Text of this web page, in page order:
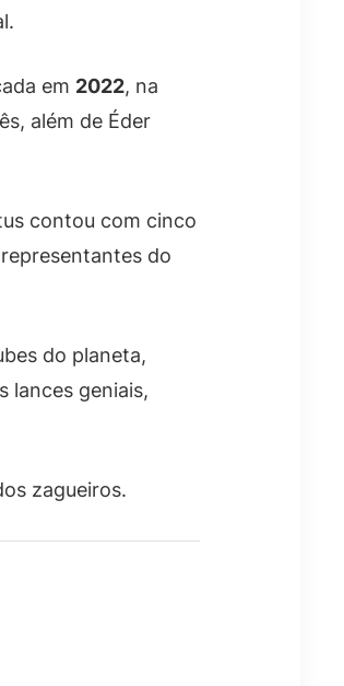
em 2022, na
além de Éder
contou com cinco
do
do planeta,
lances geniais,
zagueiros.